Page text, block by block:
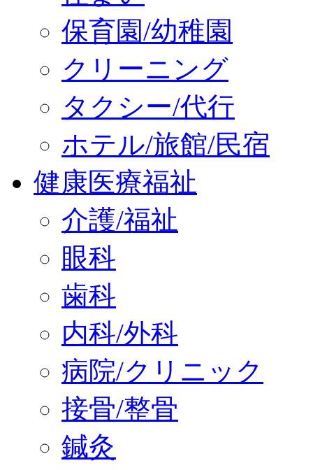
保育園/幼稚園
クリーニング
タクシー/代行
ホテル/旅館/民宿
健康医療福祉
介護/福祉
眼科
歯科
内科/外科
病院/クリニック
接骨/整骨
鍼灸